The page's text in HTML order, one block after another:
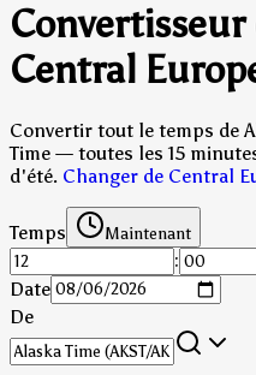
Convertisseur
Central
Convertir tout le temps de
Time — toutes les 15
d'été. Changer de Central
Temps Maintenant
:
Date
De